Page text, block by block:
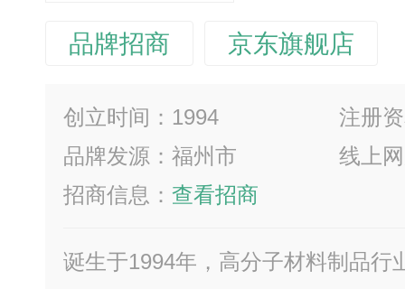
品牌招商 京东旗舰店
创立时间：1994
注册
品牌发源：福州市
线上
招商信息： 查看招商
诞生于1994年，高分子材料制品行